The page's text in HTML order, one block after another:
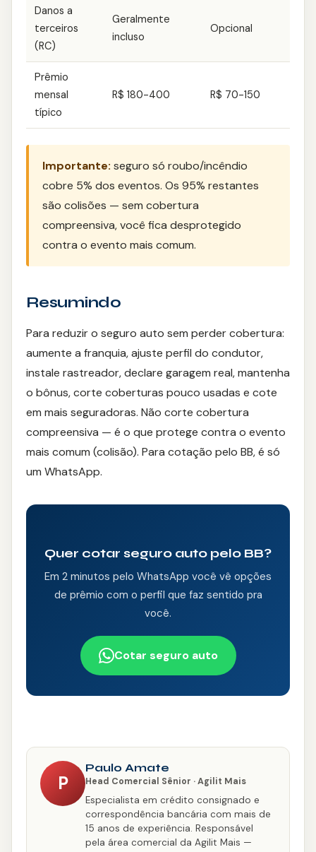
Danos a
terceiros
(RC)
Geralmente
incluso
Opcional
Prêmio
mensal
típico
R$ 180-400 R$ 70-150
Importante: seguro só roubo/incêndio
cobre 5% dos eventos. Os 95% restantes
são colisões — sem cobertura
compreensiva, você fica desprotegido
contra o evento mais comum.
Resumindo
Para reduzir o seguro auto sem perder cobertura:
aumente a franquia, ajuste perfil do condutor,
instale rastreador, declare garagem real, mantenha
o bônus, corte coberturas pouco usadas e cote
em mais seguradoras. Não corte cobertura
compreensiva — é o que protege contra o evento
mais comum (colisão). Para cotação pelo BB, é só
um WhatsApp.
Quer cotar seguro auto pelo BB?
Em 2 minutos pelo WhatsApp você vê opções
de prêmio com o perfil que faz sentido pra
você.
Cotar seguro auto
P
Paulo Amate
Head Comercial Sênior · Agilit Mais
Especialista em crédito consignado e
correspondência bancária com mais de
15 anos de experiência. Responsável
pela área comercial da Agilit Mais —